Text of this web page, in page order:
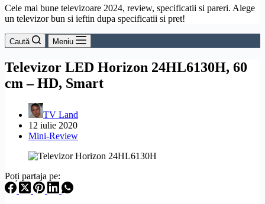
Cele mai bune televizoare 2024, review, specificatii si pareri. Alege
un televizor bun si ieftin dupa specificatii si pret!
Caută Meniu
Televizor LED Horizon 24HL6130H, 60
cm – HD, Smart
TV Land
12 iulie 2020
Mini-Review
Poți partaja pe: